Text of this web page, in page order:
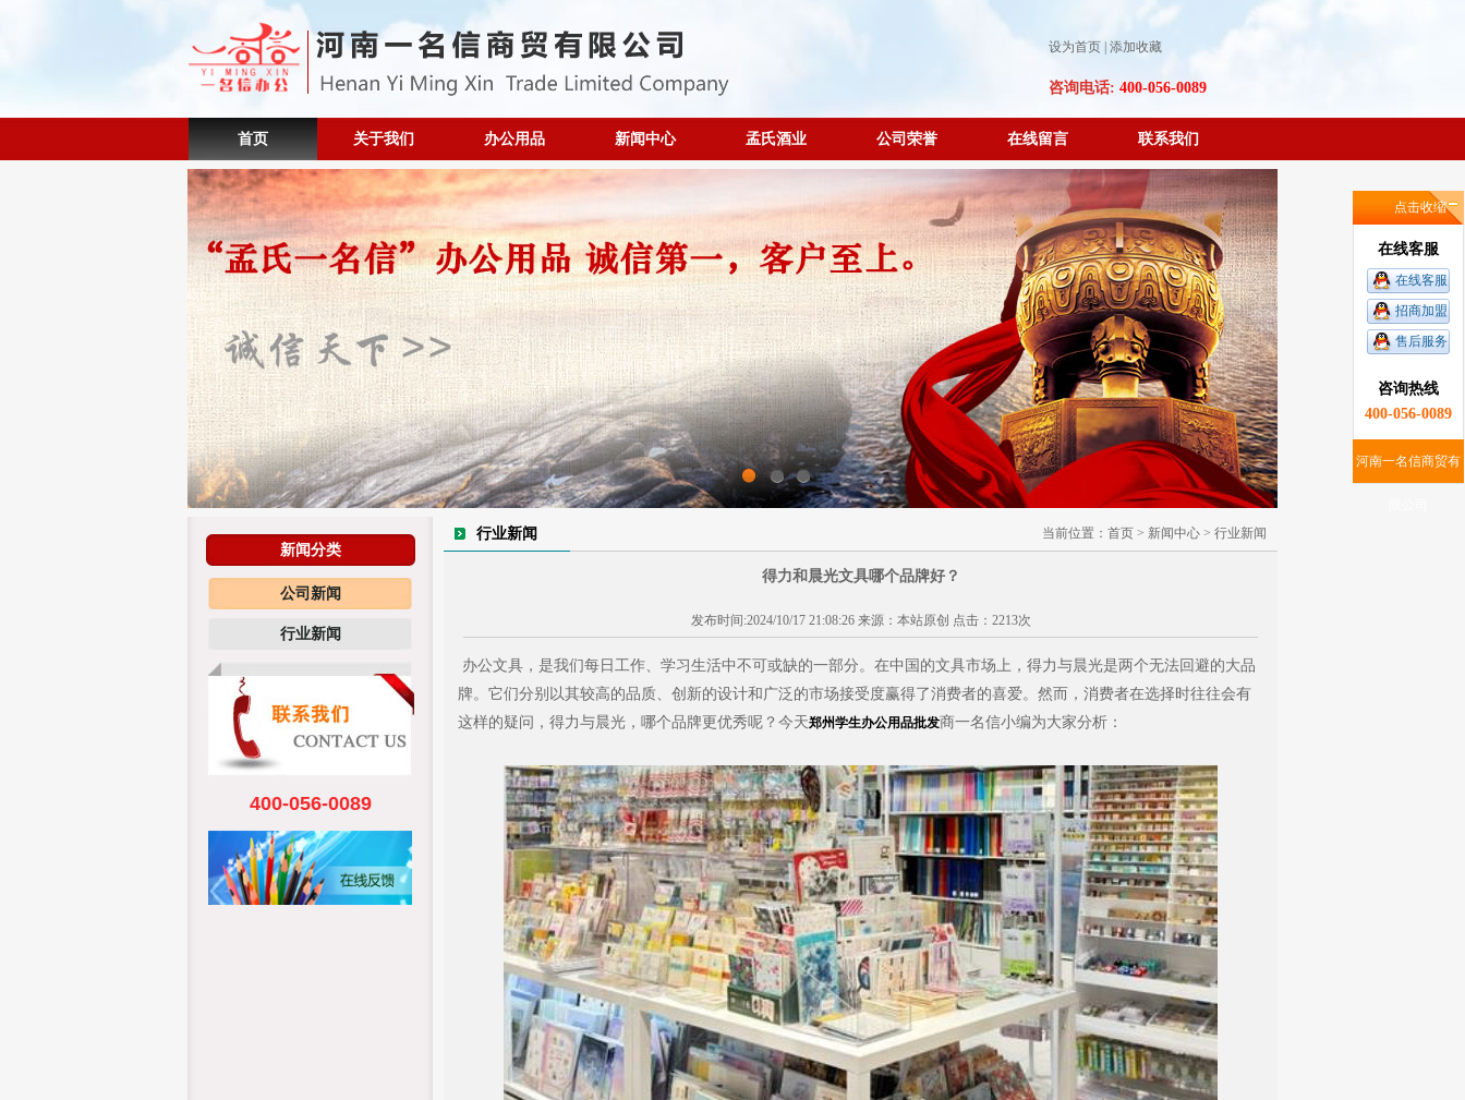
设为首页 添加收藏
咨询电话: 400-056-0089
首页 关于我们 办公用品 新闻中心 孟氏酒业 公司荣誉 在线留言 联系我们
2 3
新闻分类
公司新闻
行业新闻
400-056-0089
当前位置： 首页 > 新闻中心 > 行业新闻
行业新闻
得力和晨光文具哪个品牌好？
发布时间:2024/10/17 21:08:26 来源：本站原创 点击：2213次
办公文具，是我们每日工作、学习生活中不可或缺的一部分。在中国的文具市场上，得力与晨光是两个无法回避的大品
牌。它们分别以其较高的品质、创新的设计和广泛的市场接受度赢得了消费者的喜爱。然而，消费者在选择时往往会有
这样的疑问，得力与晨光，哪个品牌更优秀呢？今天郑州学生办公用品批发商一名信小编为大家分析：
点击收缩
在线客服
在线客服
招商加盟
售后服务
咨询热线
400-056-0089
河南一名信商贸有